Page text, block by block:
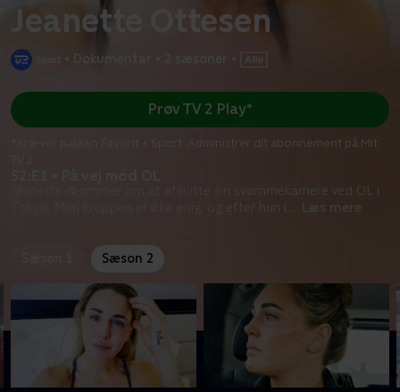
Jeanette Ottesen
• Dokumentar •
Jeanette drømmer om at afslutte sin svømmekarriere ved OL i
Tokyo. Men kroppen er ikke enig, og efter hun i
Læs mere
Prøv TV 2 Play*
*Kræver pakken Favorit + Sport. Administrer dit abonnement på Mit
Sæson 2